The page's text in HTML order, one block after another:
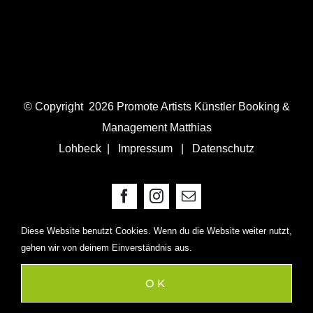
© Copyright 2026 Promote Artists Künstler Booking &
Management Matthias
Lohbeck |
Impressum Datenschutz
FacebookInstagram
E-
Diese Website benutzt Cookies. Wenn du die Website weiter nutzt,
gehen wir von deinem Einverständnis aus.
OK